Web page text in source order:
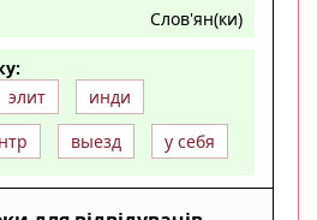
Слов'ян(ки)
элит
инди
выезд у себя